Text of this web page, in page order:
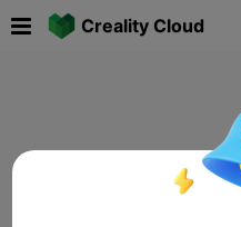
Creality Cloud